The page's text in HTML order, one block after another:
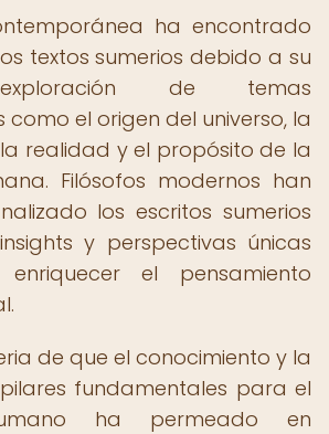
ha encontrado
textos sumerios debido a su
de temas
el origen del universo, la
realidad y el propósito de la
Filósofos modernos han
los escritos sumerios
y perspectivas únicas
el pensamiento
de que el conocimiento y la
fundamentales para el
ha permeado en